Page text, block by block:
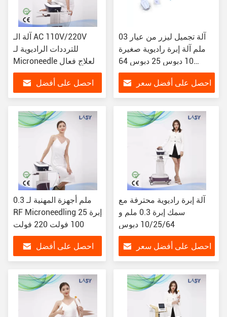
آلة الـ AC 110V/220V
للترددات الراديوية لـ
Microneedle لعلاج فعال
احصل على أفضل
0آلة تجميل ليزر من عيار 3
ملم آلة إبرة راديوية صغيرة
10 دبوس 25 دبوس 64
دبوس
احصل على أفضل سعر
0.3 ملم أجهزة المهنية لـ
RF Microneedling 25 إبرة
100 فولت 220 فولت
احصل على أفضل
آلة إبرة راديوية محترفة مع
سمك إبرة 0.3 ملم و
10/25/64 دبوس
احصل على أفضل سعر